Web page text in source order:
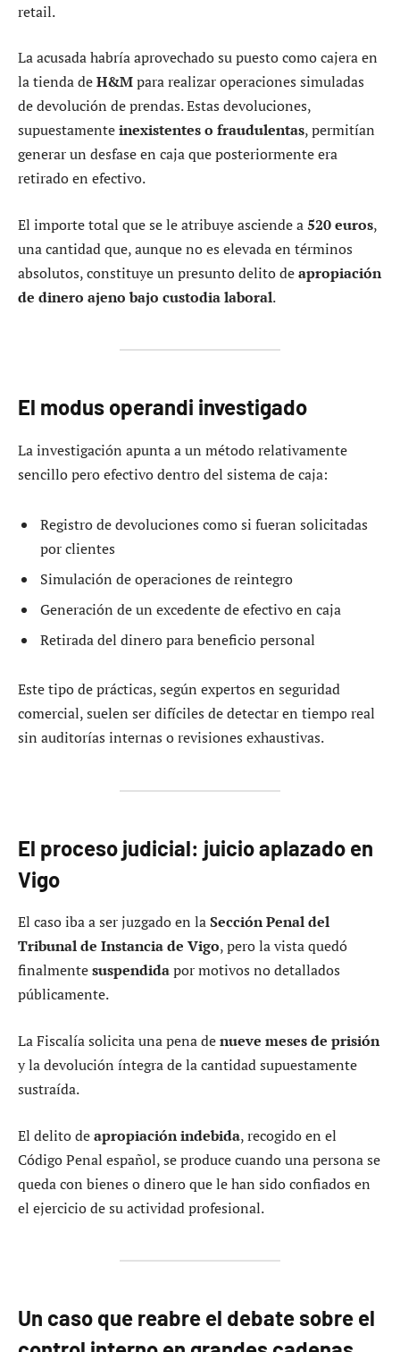
retail.
La acusada habría aprovechado su puesto como cajera en
la tienda deH&Mpara realizar operaciones simuladas
de devolución de prendas. Estas devoluciones,
supuestamenteinexistentes o fraudulentas, permitían
generar un desfase en caja que posteriormente era
retirado en efectivo.
El importe total que se le atribuye asciende a520 euros,
una cantidad que, aunque no es elevada en términos
absolutos, constituye un presunto delito deapropiación
de dinero ajeno bajo custodia laboral.
El modus operandi investigado
La investigación apunta a un método relativamente
sencillo pero efectivo dentro del sistema de caja:
Registro de devoluciones como si fueran solicitadas
por clientes
Simulación de operaciones de reintegro
Generación de un excedente de efectivo en caja
Retirada del dinero para beneficio personal
Este tipo de prácticas, según expertos en seguridad
comercial, suelen ser difíciles de detectar en tiempo real
sin auditorías internas o revisiones exhaustivas.
El proceso judicial: juicio aplazado en
Vigo
El caso iba a ser juzgado en laSección Penal del
Tribunal de Instancia de Vigo, pero la vista quedó
finalmentesuspendidapor motivos no detallados
públicamente.
La Fiscalía solicita una pena denueve meses de prisión
y la devolución íntegra de la cantidad supuestamente
sustraída.
El delito deapropiación indebida, recogido en el
Código Penal español, se produce cuando una persona se
queda con bienes o dinero que le han sido confiados en
el ejercicio de su actividad profesional.
Un caso que reabre el debate sobre el